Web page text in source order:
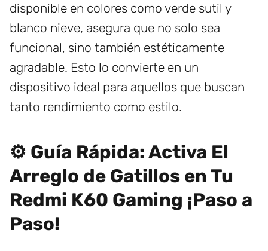
disponible en colores como verde sutil y
blanco nieve, asegura que no solo sea
funcional, sino también estéticamente
agradable. Esto lo convierte en un
dispositivo ideal para aquellos que buscan
tanto rendimiento como estilo.
⚙️ Guía Rápida: Activa El
Arreglo de Gatillos en Tu
Redmi K60 Gaming ¡Paso a
Paso!